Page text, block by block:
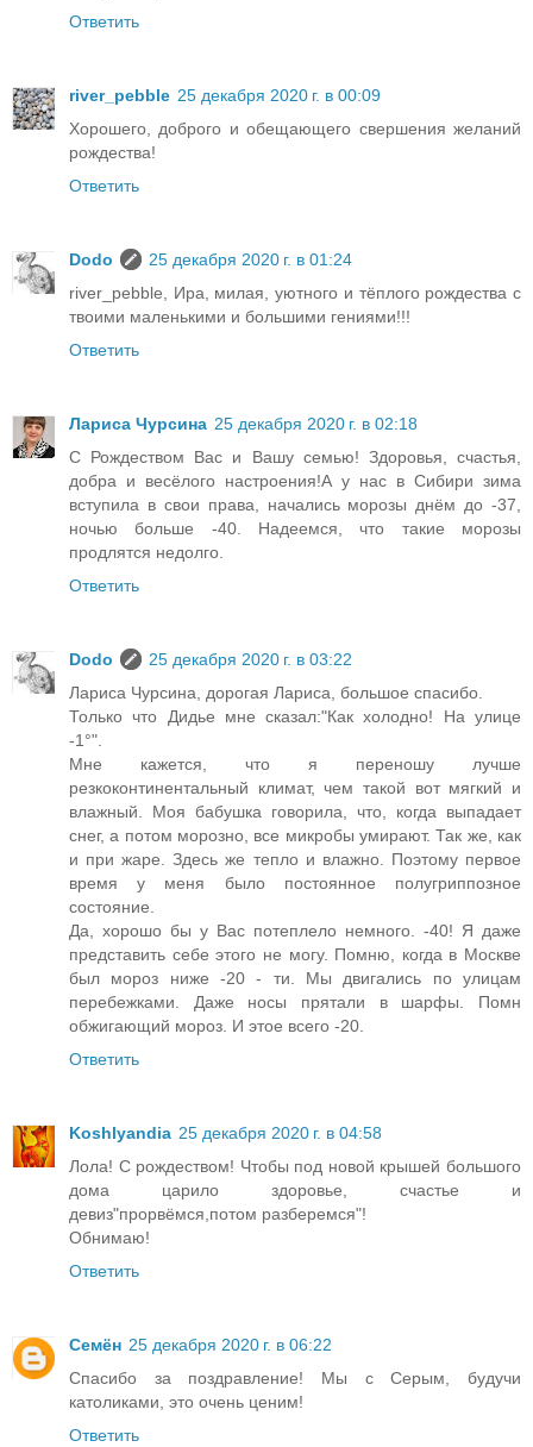
Ответить
river_pebble 25 декабря 2020 г. в 00:09
Хорошего, доброго и обещающего свершения желаний
рождества!
Ответить
Dodo
25 декабря 2020 г. в 01:24
river_pebble, Ира, милая, уютного и тёплого рождества с
твоими маленькими и большими гениями!!!
Ответить
Лариса Чурсина 25 декабря 2020 г. в 02:18
С Рождеством Вас и Вашу семью! Здоровья, счастья,
добра и весёлого настроения!А у нас в Сибири зима
вступила в свои права, начались морозы днём до -37,
ночью больше -40. Надеемся, что такие морозы
продлятся недолго.
Ответить
Dodo
25 декабря 2020 г. в 03:22
Лариса Чурсина, дорогая Лариса, большое спасибо.
Только что Дидье мне сказал:"Как холодно! На улице
-1°".
Мне кажется, что я переношу лучше
резкоконтинентальный климат, чем такой вот мягкий и
влажный. Моя бабушка говорила, что, когда выпадает
снег, а потом морозно, все микробы умирают. Так же, как
и при жаре. Здесь же тепло и влажно. Поэтому первое
время у меня было постоянное полугриппозное
состояние.
Да, хорошо бы у Вас потеплело немного. -40! Я даже
представить себе этого не могу. Помню, когда в Москве
был мороз ниже -20 - ти. Мы двигались по улицам
перебежками. Даже носы прятали в шарфы. Помн
обжигающий мороз. И этое всего -20.
Ответить
Koshlyandia 25 декабря 2020 г. в 04:58
Лола! С рождеством! Чтобы под новой крышей большого
дома царило здоровье, счастье и
девиз"прорвёмся,потом разберемся"!
Обнимаю!
Ответить
Семён 25 декабря 2020 г. в 06:22
Спасибо за поздравление! Мы с Серым, будучи
католиками, это очень ценим!
Ответить